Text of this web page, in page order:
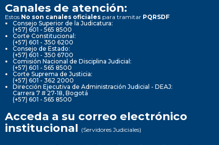
Canales de atención:
Estos No son canales oficiales para tramitar PQRSDF
Consejo Superior de la Judicatura:
(+57) 601 - 565 8500
Corte Constitucional:
(+57) 601 - 350 6200
Consejo de Estado:
(+57) 601 - 350 6700
Comisión Nacional de Disciplina Judicial:
(+57) 601 - 565 8500
Corte Suprema de Justicia:
(+57) 601 - 362 2000
Dirección Ejecutiva de Administración Judicial - DEAJ:
Carrera 7 # 27-18, Bogotá
(+57) 601 - 565 8500
Acceda a su correo electrónico
institucional (Servidores Judiciales)